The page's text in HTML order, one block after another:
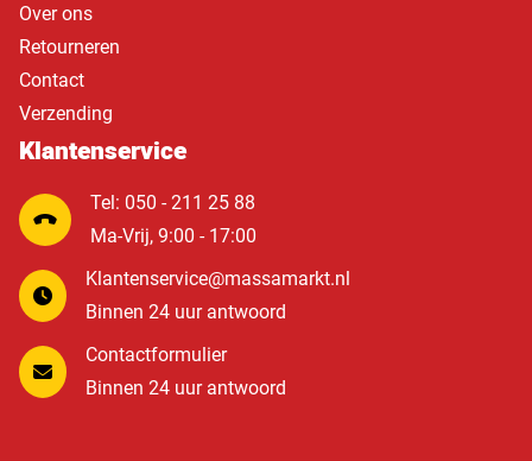
Over ons
Retourneren
Contact
Verzending
Klantenservice
Tel: 050 - 211 25 88
Ma-Vrij, 9:00 - 17:00
Klantenservice@massamarkt.nl
Binnen 24 uur antwoord
Contactformulier
Binnen 24 uur antwoord